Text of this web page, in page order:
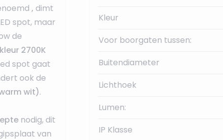
, dimt
spot, maar
de
2700K
spot gaat
ook de
wit).
nodig, dit
van
Kleur
Voor boorgaten tussen:
Buitendiameter
Lichthoek
Lumen:
IP Klasse